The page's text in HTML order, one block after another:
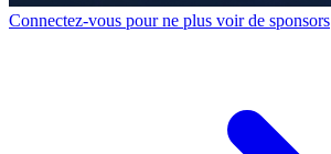
Connectez-vous pour ne plus voir de sponsors